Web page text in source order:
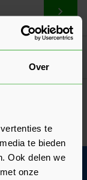
Over
te
te bieden
Ook delen we
onze
Ga
stomp?
deur geschikt is